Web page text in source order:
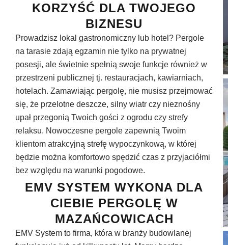
KORZYŚĆ DLA TWOJEGO
BIZNESU
Prowadzisz lokal gastronomiczny lub hotel? Pergole
na tarasie zdają egzamin nie tylko na prywatnej
posesji, ale świetnie spełnią swoje funkcje również w
przestrzeni publicznej tj. restauracjach, kawiarniach,
hotelach. Zamawiając pergolę, nie musisz przejmować
się, że przelotne deszcze, silny wiatr czy nieznośny
upał przegonią Twoich gości z ogrodu czy strefy
relaksu. Nowoczesne pergole zapewnią Twoim
klientom atrakcyjną strefę wypoczynkową, w której
będzie można komfortowo spędzić czas z przyjaciółmi
bez względu na warunki pogodowe.
EMV SYSTEM WYKONA DLA
CIEBIE PERGOLĘ W
MAZAŃCOWICACH
EMV System to firma, która w branży budowlanej